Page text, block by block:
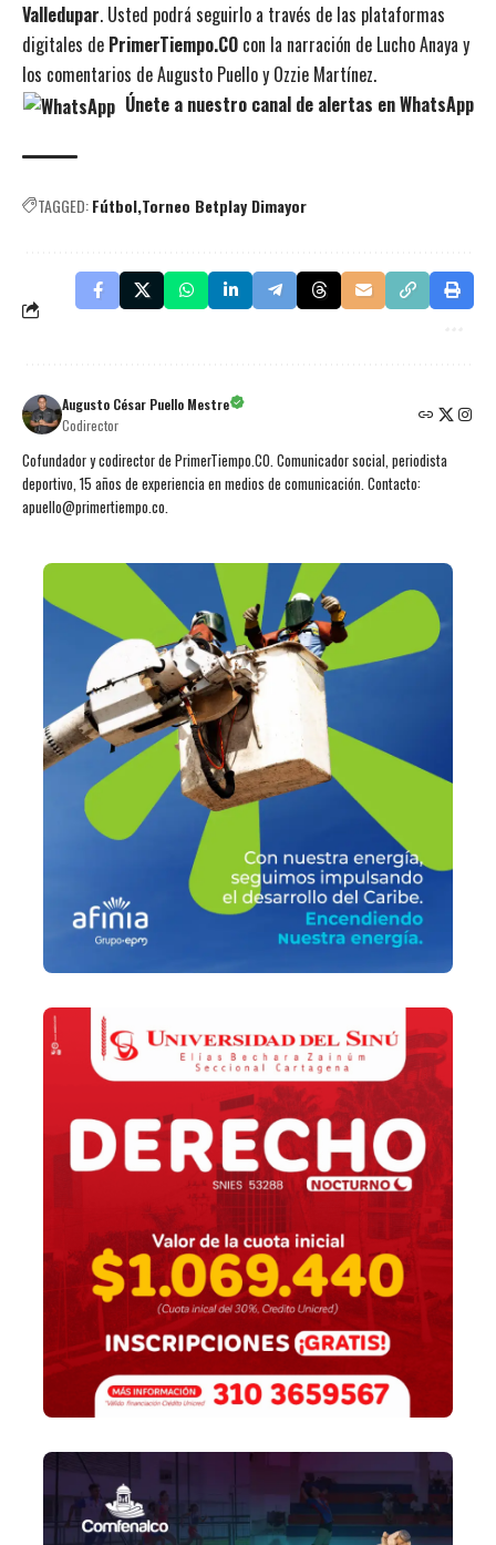
Valledupar. Usted podrá seguirlo a través de las plataformas
digitales de PrimerTiempo.CO con la narración de Lucho Anaya y
los comentarios de Augusto Puello y Ozzie Martínez.
Únete a nuestro canal de alertas en WhatsApp
TAGGED:Fútbol Torneo Betplay Dimayor
Augusto César Puello Mestre
Codirector
Cofundador y codirector de PrimerTiempo.CO. Comunicador social, periodista
deportivo, 15 años de experiencia en medios de comunicación. Contacto:
apuello@primertiempo.co.